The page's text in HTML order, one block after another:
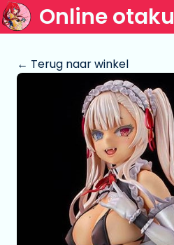
Online otaku
← Terug naar winkel